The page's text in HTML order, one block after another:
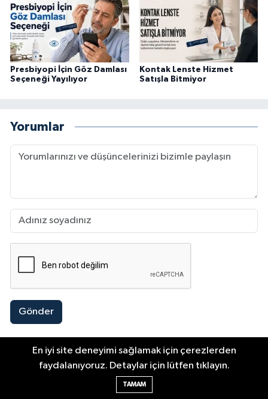
Presbiyopi İçin Göz Damlası
Seçeneği Yayılıyor
Kontak Lenste Hizmet
Satışla Bitmiyor
Yorumlar
Gönder
En iyi site deneyimi sağlamak için çerezlerden
faydalanıyoruz. Detaylar için lütfen tıklayın.
TAMAM